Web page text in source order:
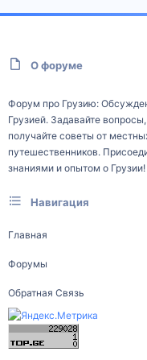
О форуме
Форум про Грузию:
Грузией. Задавайте
получайте советы от
путешественников.
знаниями и опытом о
Навигация
Главная
Форумы
Обратная Связь